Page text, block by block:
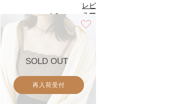
4.0（1）
レビ
ュー
を見
る
SOLD OUT
再入荷受付